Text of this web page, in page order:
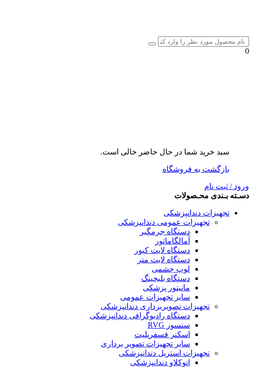
0
سبد خرید شما در حال حاضر خالی است.
بازگشت به فروشگاه
ورود / ثبت نام
دسـته بـندی محـصولات
تجهیزات دندانپزشکی
تجهیزات عمومی دندانپزشکی
دستگاه جرمگیر
آمالگاماتور
دستگاه لایت کیور
دستگاه لایت متر
لوپ چشمی
دستگاه بلیچینگ
مانیتور پزشکی
سایر تجهیزات عمومی
تجهیزات تصویربرداری دندانپزشکی
دستگاه رادیوگرافی دندانپزشکی
سنسور RVG
اسکنر فسفرپلیت
سایر تجهیزات تصویر برداری
تجهیزات استریل دندانپزشکی
اتوکلاو دندانپزشکی